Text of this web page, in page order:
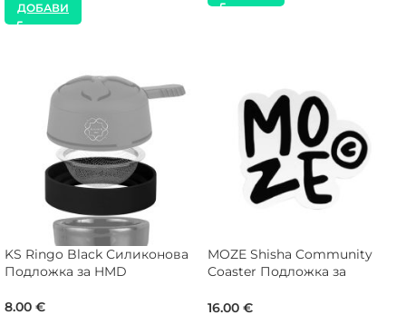
ДОБАВИ
KS Ringo Black Силиконовa
Подложка за HMD
8.00 €
MOZE Shisha Community
Coaster Подложка за
16.00 €